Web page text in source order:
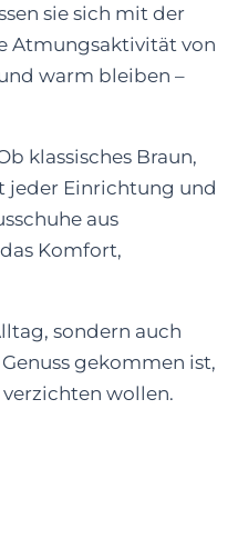
sie sich mit der
Atmungsaktivität von
warm bleiben –
klassisches Braun,
jeder Einrichtung und
aus
Komfort,
sondern auch
gekommen ist,
wollen.